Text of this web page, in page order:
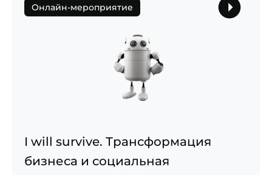
Онлайн-мероприятие
I will survive. Трансформация
бизнеса и социальная